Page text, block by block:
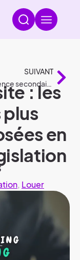
SUIVANT
Une résidence secondaire en vertu de la législation
: les
en
, Louer